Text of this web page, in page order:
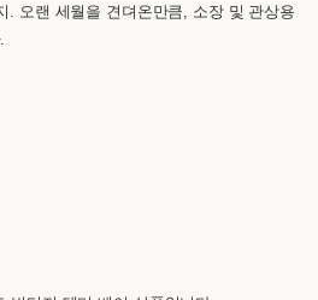
. 오랜 세월을 견뎌온만큼, 소장 및 관상용